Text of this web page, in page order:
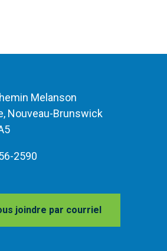
Melanson
Nouveau-Brunswick
2590
joindre par courriel